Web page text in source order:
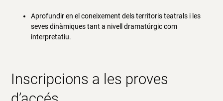
Aprofundir en el coneixement dels territoris teatrals i les
seves dinàmiques tant a nivell dramatúrgic com
interpretatiu.
Inscripcions a les proves